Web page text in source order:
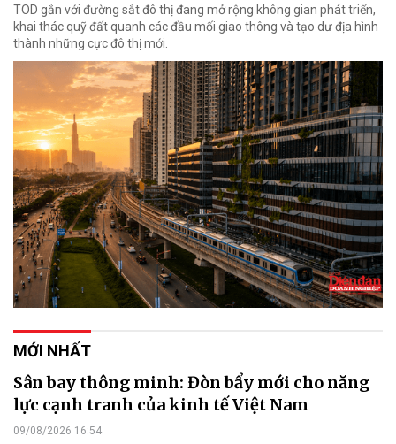
TOD gắn với đường sắt đô thị đang mở rộng không gian phát triển,
khai thác quỹ đất quanh các đầu mối giao thông và tạo dư địa hình
thành những cực đô thị mới.
MỚI NHẤT
Sân bay thông minh: Đòn bẩy mới cho năng
lực cạnh tranh của kinh tế Việt Nam
09/08/2026 16:54